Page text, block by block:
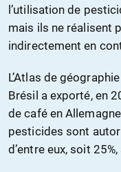
l’utilisation de
mais ils ne réalisent
indirectement en
L’Atlas de
Brésil a exporté, en
de café en
pesticides sont
d’entre eux, soit